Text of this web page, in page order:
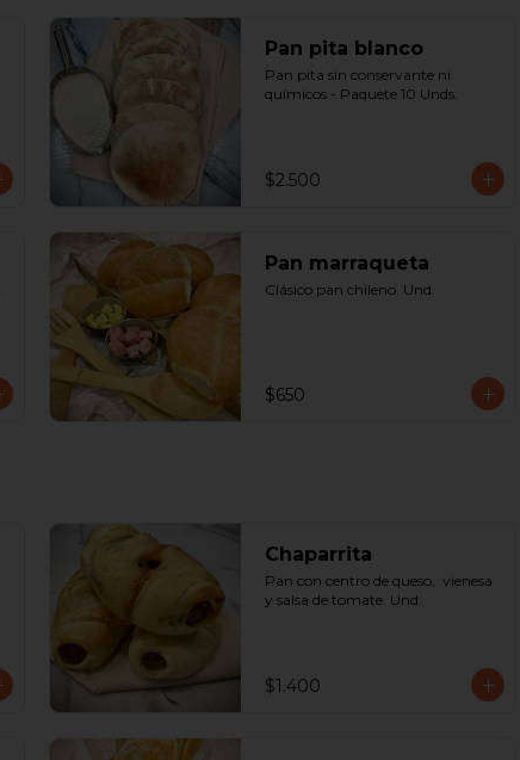
Pan pita blanco
Pan pita sin conservante ni
químicos - Paquete 10 Unds.
$2.500
Pan marraqueta
Clásico pan chileno. Und.
$650
Chaparrita
Pan con centro de queso,  vienesa
y salsa de tomate. Und.
$1.400